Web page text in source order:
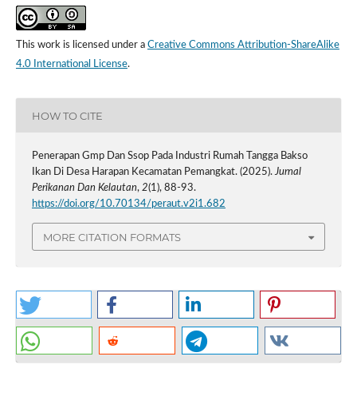
This work is licensed under a Creative Commons Attribution-ShareAlike
4.0 International License.
HOW TO CITE
Penerapan Gmp Dan Ssop Pada Industri Rumah Tangga Bakso
Ikan Di Desa Harapan Kecamatan Pemangkat. (2025).Jurnal
Perikanan Dan Kelautan, 2(1), 88-93.
https://doi.org/10.70134/peraut.v2i1.682
MORE CITATION FORMATS